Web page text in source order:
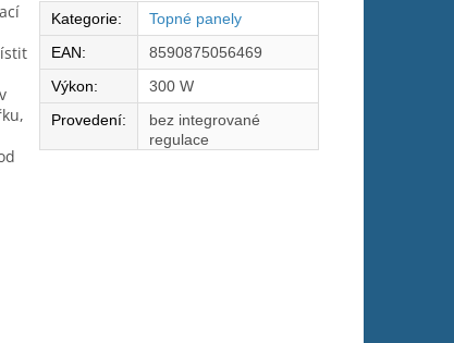
Kategorie:
Topné panely
EAN:
8590875056469
Výkon:
300 W
Provedení:
bez integrované
regulace